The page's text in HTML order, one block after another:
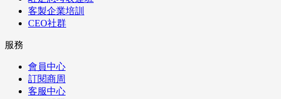
客製企業培訓
CEO社群
服務
會員中心
訂閱商周
客服中心